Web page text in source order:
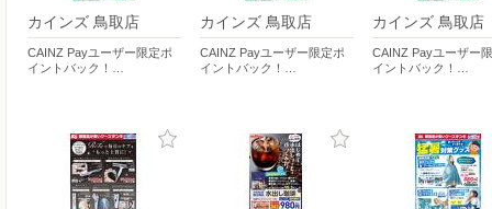
カインズ 鳥取店
CAINZ Payユーザー限定ポ
イントバック！…
カインズ 鳥取店
CAINZ Payユーザー限定ポ
イントバック！…
カインズ 鳥取店
CAINZ Payユーザー
イントバック！…